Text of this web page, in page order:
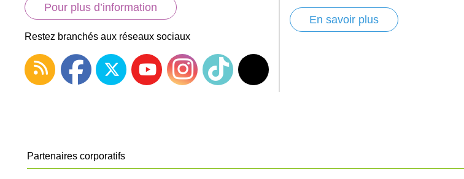
Pour plus d’information
Restez branchés aux réseaux sociaux
En savoir plus
Partenaires corporatifs